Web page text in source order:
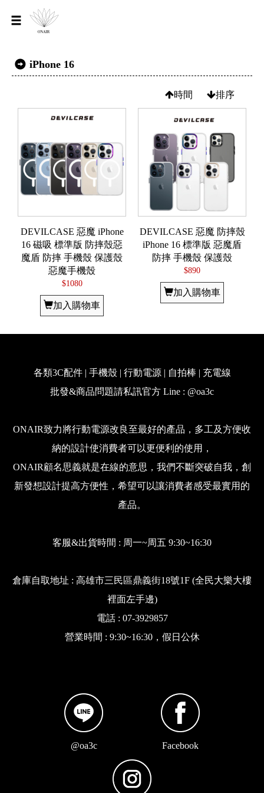
iPhone 16
時間 排序
DEVILCASE 惡魔 iPhone
16 磁吸 標準版 防摔殼惡
魔盾 防摔 手機殼 保護殼
惡魔手機殼
$1080
加入購物車
DEVILCASE 惡魔 防摔殼
iPhone 16 標準版 惡魔盾
防摔 手機殼 保護殼
$890
加入購物車
各類3C配件 | 手機殼 | 行動電源 | 自拍棒 | 充電線
批發&商品問題請私訊官方 Line : @oa3c
ONAIR致力將行動電源改良至最好的產品，多工及方便收
納的設計使消費者可以更便利的使用，
ONAIR顧名思義就是在線的意思，我們不斷突破自我，創
新發想設計提高方便性，希望可以讓消費者感受最實用的
產品。
客服&出貨時間 : 周一~周五 9:30~16:30
倉庫自取地址 : 高雄市三民區鼎義街18號1F (全民大樂大樓
裡面左手邊)
電話 : 07-3929857
營業時間 : 9:30~16:30，假日公休
@oa3c Facebook